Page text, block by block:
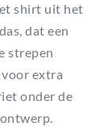
shirt uit het
dat een
strepen
extra
onder de